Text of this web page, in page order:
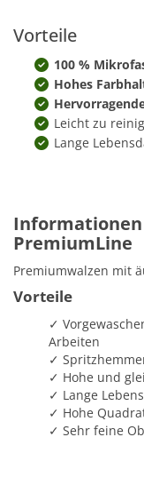
Vorteile
100 %
Hohes
Leicht zu
Lange
PremiumLine
Premiumwalzen mit
Vorteile
✓
Arbeiten
✓
✓ Hohe und
✓ Lange
✓ Hohe
✓ Sehr feine